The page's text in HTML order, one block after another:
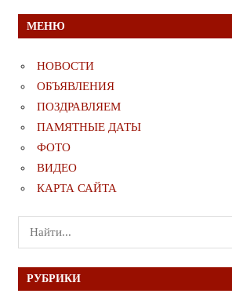
МЕНЮ
НОВОСТИ
ОБЪЯВЛЕНИЯ
ПОЗДРАВЛЯЕМ
ПАМЯТНЫЕ ДАТЫ
ФОТО
ВИДЕО
КАРТА САЙТА
Поиск
для:
РУБРИКИ